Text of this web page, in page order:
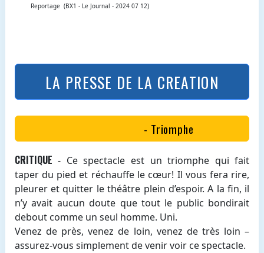
Reportage (BX1 - Le Journal - 2024 07 12)
LA PRESSE DE LA CREATION
- Triomphe
CRITIQUE - Ce spectacle est un triomphe qui fait
taper du pied et réchauffe le cœur! Il vous fera rire,
pleurer et quitter le théâtre plein d’espoir. A la fin, il
n’y avait aucun doute que tout le public bondirait
debout comme un seul homme. Uni.
Venez de près, venez de loin, venez de très loin –
assurez-vous simplement de venir voir ce spectacle.